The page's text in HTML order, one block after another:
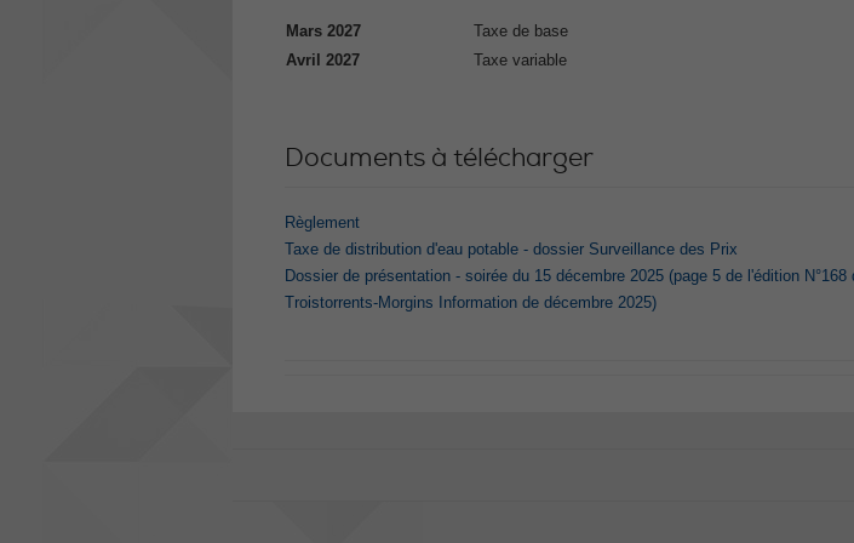
Mars 2027
Taxe de base
Avril 2027
Taxe variable
Documents à télécharger
Règlement
Taxe de distribution d'eau potable - dossier Surveillance des Prix
Dossier de présentation - soirée du 15 décembre 2025 (page 5 de l'édition N°168
Troistorrents-Morgins Information de décembre 2025)